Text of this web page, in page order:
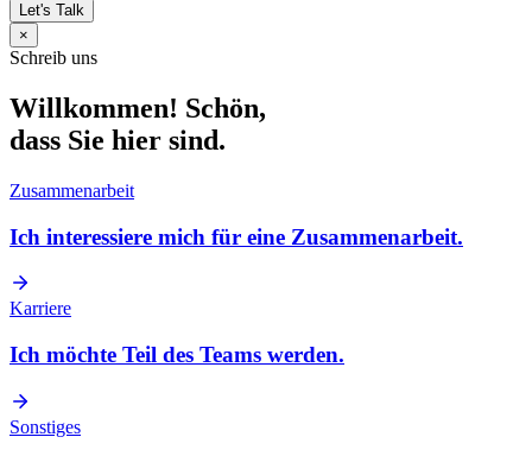
Let's Talk
×
Schreib uns
Willkommen! Schön,
dass Sie hier sind.
Zusammenarbeit
Ich interessiere mich für eine Zusammenarbeit.
Karriere
Ich möchte Teil des Teams werden.
Sonstiges